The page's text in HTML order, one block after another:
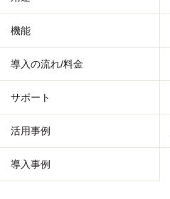
機能
導入の流れ/料金
サポート
活用事例
導入事例